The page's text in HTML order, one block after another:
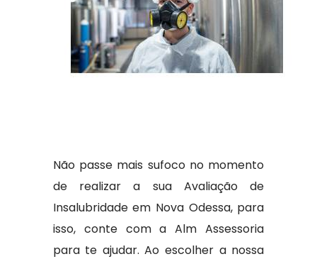
Não passe mais sufoco no momento
de realizar a sua Avaliação de
Insalubridade em Nova Odessa, para
isso, conte com a Alm Assessoria
para te ajudar. Ao escolher a nossa